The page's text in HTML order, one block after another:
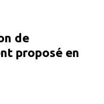
de
proposé en